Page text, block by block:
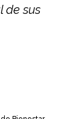
de sus